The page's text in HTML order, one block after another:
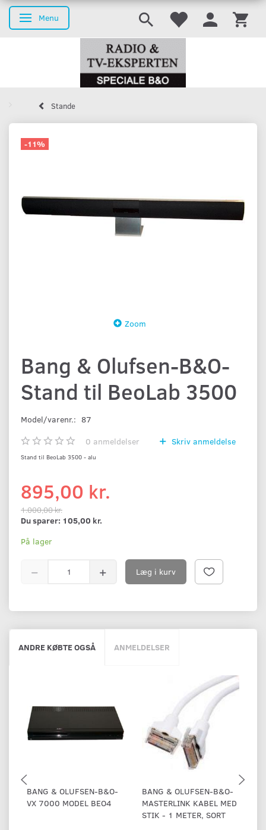
Skifte navigation
Menu
Stande
-11%
Zoom
Bang & Olufsen-B&O-
Stand til BeoLab 3500
Model/varenr.: 87
0 anmeldelser Skriv anmeldelse
Stand til BeoLab 3500 - alu
895,00 kr.
1.000,00 kr.
Du sparer: 105,00 kr.
På lager
Læg i kurv
ANDRE KØBTE OGSÅ ANMELDELSER
BANG & OLUFSEN-B&O-
VX 7000 MODEL BEO4
BANG & OLUFSEN-B&O-
MASTERLINK KABEL MED
STIK - 1 METER, SORT